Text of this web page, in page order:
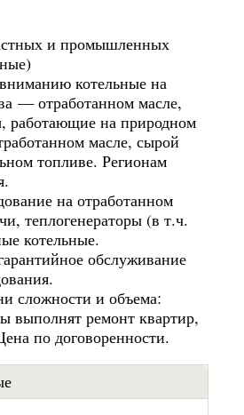
и промышленных
котельные на
— отработанном масле,
работающие на природном
масле, сырой
топливе. Регионам
на отработанном
теплогенераторы (в т.ч.
котельные.
обслуживание
сложности и объема:
выполнят ремонт квартир,
по договоренности.